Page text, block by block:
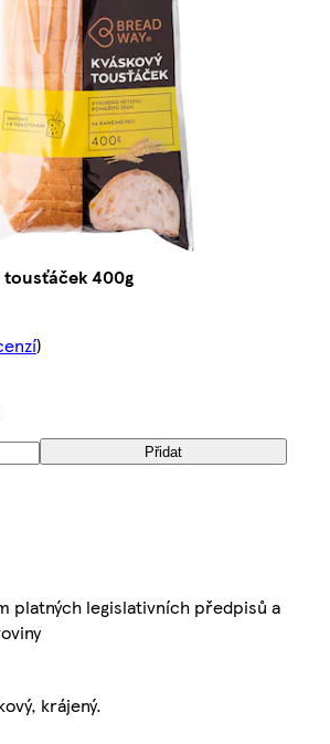
tousťáček 400g
)
Přidat
platných legislativních předpisů a
krájený.